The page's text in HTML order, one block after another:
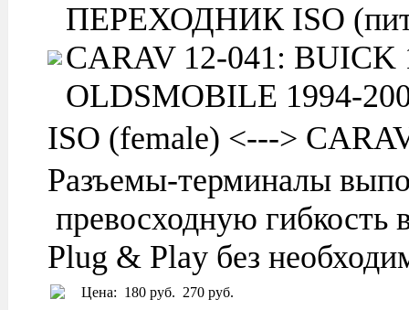
ПЕРЕХОДНИК ISO
CARAV 12-041: BUICK
OLDSMOBILE 1994-
ISO (female) <--->
Разъемы-терминалы
превосходную гибкость
Plug & Play без
Цена: 180 руб. 270 руб.